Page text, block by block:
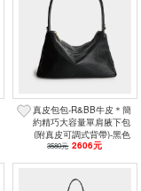
真皮包包-R&BB牛皮＊簡
約精巧大容量單肩腋下包
(附真皮可調式背帶)-黑色
3580元 2606元